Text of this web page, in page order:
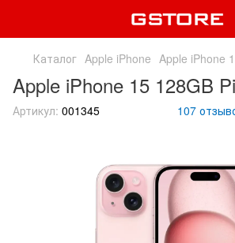
Каталог Apple iPhone Apple iPhone
Apple iPhone 15 128GB
Артикул: 001345 107